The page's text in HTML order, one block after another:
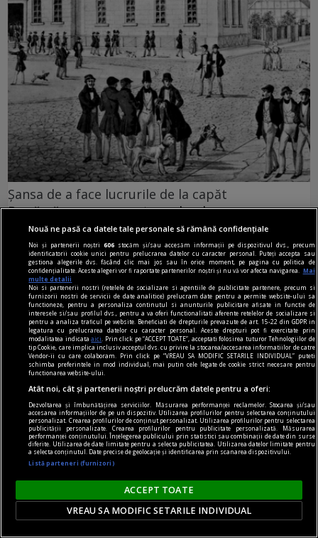
Şansa de a face lucrurile de la capăt
După părerea mea, este vorba despre un
parcurs mai consistent decît cel pe care îl urmau
absolvenţii pînă acum.
Un master, două mastere... şi mai multe
întrebări
Cu mult înainte să bată prin universităţile
româneşti tornadele reformei Bologna, acestea
Nouă ne pasă ca datele tale personale să rămână confidențiale
Noi și partenerii noștri606 stocăm și/sau accesăm informații pe dispozitivul dvs., precum
identificatorii cookie unici pentru prelucrarea datelor cu caracter personal. Puteți accepta sau
gestiona alegerile dvs. făcând clic mai jos sau în orice moment, pe pagina cu politica de
confidențialitate. Aceste alegeri vor fi raportate partenerilor noștri și nu vă vor afecta navigarea.
Mai
multe detalii
Noi si partenerii nostri (retelele de socializare si agentiile de publicitate partenere, precum si
furnizorii nostri de servicii de date analitice) prelucram date pentru a permite website-ului sa
functioneze, pentru a personaliza continutul si anunturile publicitare afisate in functie de
interesele si/sau profilul dvs., pentru a va oferi functionalitati aferente retelelor de socializare si
pentru a analiza traficul pe website. Beneficiati de drepturile prevazute de art. 15-22 din GDPR in
legatura cu prelucrarea datelor cu caracter personal. Aceste drepturi pot fi exercitate prin
modalitatea indicataaici
. Prin click pe “ACCEPT TOATE”, acceptati folosirea tuturor Tehnologiilor de
tip Cookie, care implica inclusiv acceptul dvs. cu privire la stocarea/accesarea informatiilor de catre
Vendor-ii cu care colaboram. Prin click pe “VREAU SA MODIFIC SETARILE INDIVIDUAL” puteti
schimba preferintele in mod individual, mai putin cele legate de cookie strict necesare pentru
functionarea website-ului.
Atât noi, cât și partenerii noștri prelucrăm datele pentru a oferi:
Dezvoltarea și îmbunătățirea serviciilor. Măsurarea performanței reclamelor. Stocarea și/sau
accesarea informațiilor de pe un dispozitiv. Utilizarea profilurilor pentru selectarea conținutului
personalizat. Crearea profilurilor de conținut personalizat. Utilizarea profilurilor pentru selectarea
publicității personalizate. Crearea profilurilor pentru publicitate personalizată. Măsurarea
performanței conținutului. Înțelegerea publicului prin statistici sau combinații de date din surse
diferite. Utilizarea de date limitate pentru a selecta publicitatea. Utilizarea datelor limitate pentru
a selecta conținutul. Date precise de geolocație și identificarea prin scanarea dispozitivului.
Listă parteneri (furnizori)
ACCEPT TOATE
VREAU SA MODIFIC SETARILE INDIVIDUAL